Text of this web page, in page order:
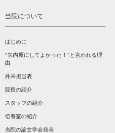
当院について
はじめに
“矢内原にしてよかった！”と言われる理
由
外来担当表
院長の紹介
スタッフの紹介
培養室の紹介
当院の論文学会発表